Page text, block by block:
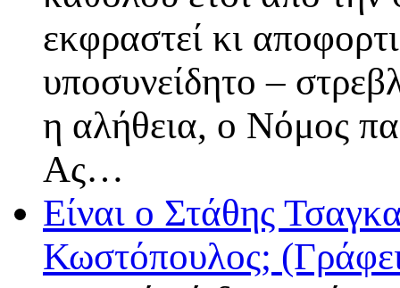
εκφραστεί κι
υποσυνείδητο –
η αλήθεια, ο Νόμος
Ας…
Είναι ο Στάθης
Κωστόπουλος;